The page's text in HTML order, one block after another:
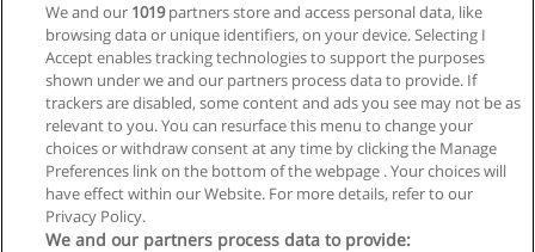
Próxima
Página1de2
We and our 1019partners store and access personal data, like
browsing data or unique identifiers, on your device. Selecting I
Accept enables tracking technologies to support the purposes
shown under we and our partners process data to provide. If
trackers are disabled, some content and ads you see may not be as
relevant to you. You can resurface this menu to change your
choices or withdraw consent at any time by clicking the Manage
Preferences link on the bottom of the webpage . Your choices will
have effect within our Website. For more details, refer to our
Privacy Policy.
We and our partners process data to provide: